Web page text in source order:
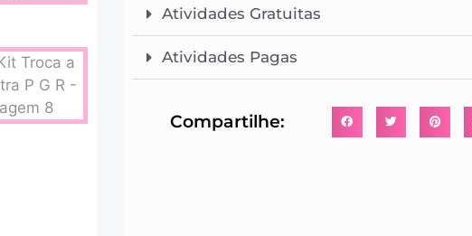
Atividades Gratuitas
Atividades Pagas
Compartilhe: